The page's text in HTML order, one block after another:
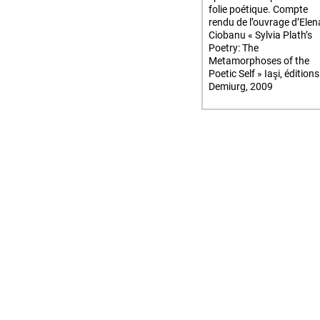
folie poétique. Compte
rendu de l’ouvrage
Ciobanu « Sylvia Plath’s
Poetry: The
Metamorphoses of the
Poetic Self » Iaşi, éditions
Demiurg, 2009